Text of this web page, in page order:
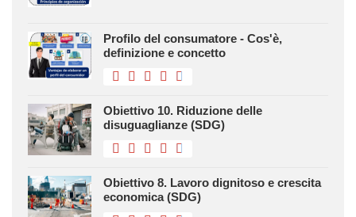
Profilo del consumatore - Cos'è,
definizione e concetto
Obiettivo 10. Riduzione delle
disuguaglianze (SDG)
Obiettivo 8. Lavoro dignitoso e crescita
economica (SDG)